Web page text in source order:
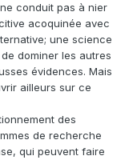
conduit pas à nier
acoquinée avec
une science
dominer les autres
évidences. Mais
ailleurs sur ce
des
de recherche
qui peuvent faire